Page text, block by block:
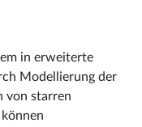
in erweiterte
Modellierung der
von starren